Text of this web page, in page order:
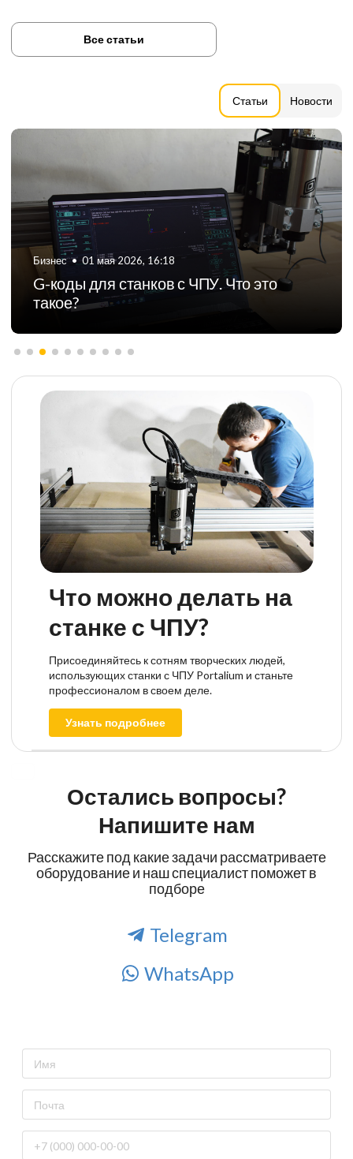
Статьи Новости
Все статьи
Бизнес • 06 августа 2024, 11:21
ТОП-5 российских производителей
фрезерных станков с ЧПУ
Что можно делать на
станке с ЧПУ?
Присоединяйтесь к сотням творческих людей,
использующих станки с ЧПУ Portalium и станьте
профессионалом в своем деле.
Узнать подробнее
Остались вопросы?
Напишите нам
Расскажите под какие задачи рассматриваете
оборудование и наш специалист поможет в
подборе
Telegram
WhatsApp